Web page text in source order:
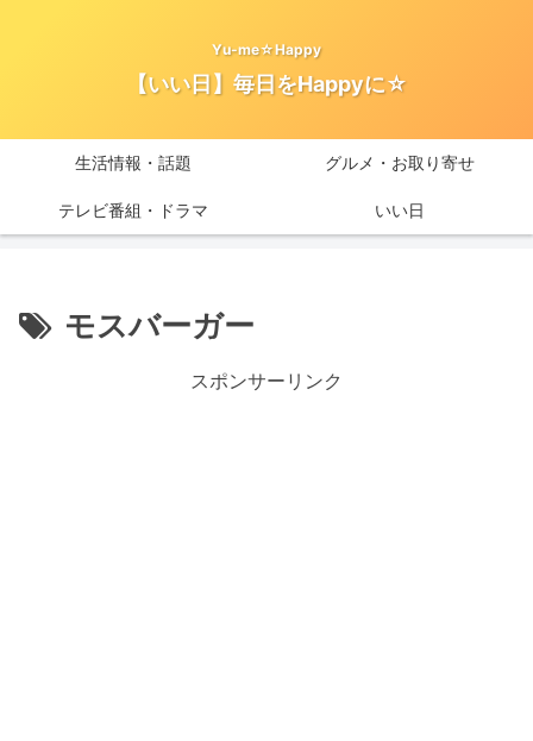
Yu-me☆Happy
【いい日】毎日をHappyに☆
生活情報・話題 グルメ・お取り寄せ
テレビ番組・ドラマ いい日
モスバーガー
スポンサーリンク